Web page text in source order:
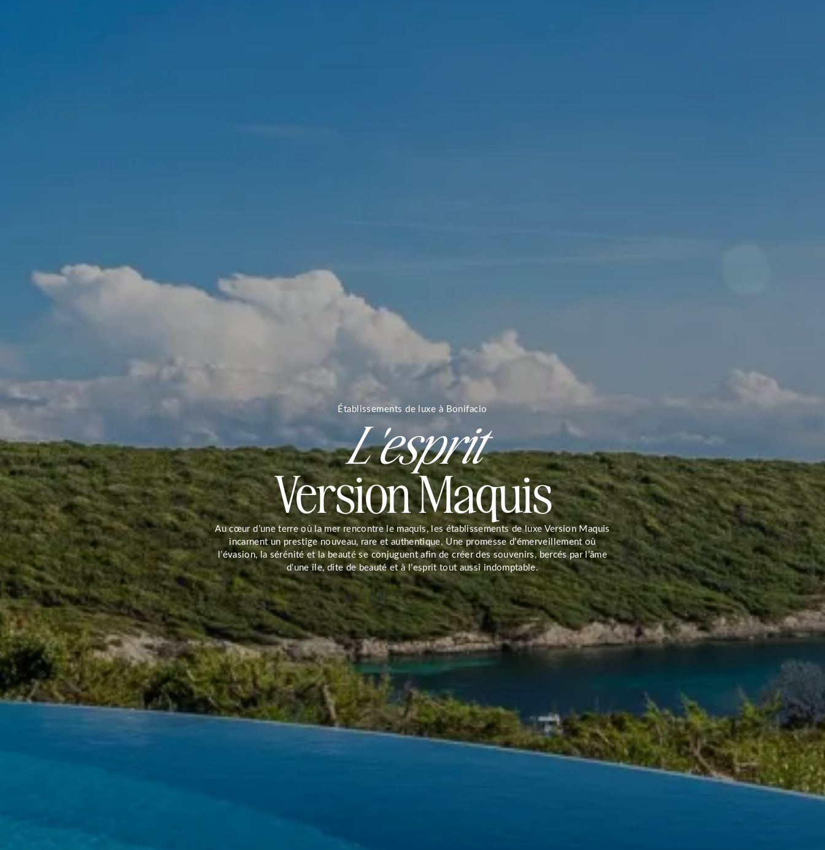
Établissements de luxe à Bonifacio
L'esprit
VersionMaquis
Au cœur d’une terre où la mer rencontre le maquis, les établissements de luxe Version Maquis
incarnent un prestige nouveau, rare et authentique. Une promesse d’émerveillement où
l’évasion, la sérénité et la beauté se conjuguent afin de créer des souvenirs, bercés par l’âme
d’une île, dite de beauté et à l’esprit tout aussi indomptable.